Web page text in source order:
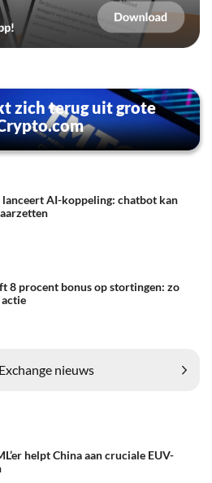
zich terug uit grote
lanceert AI-koppeling: chatbot kan
8 procent bonus op stortingen: zo
nieuws
helpt China aan cruciale EUV-